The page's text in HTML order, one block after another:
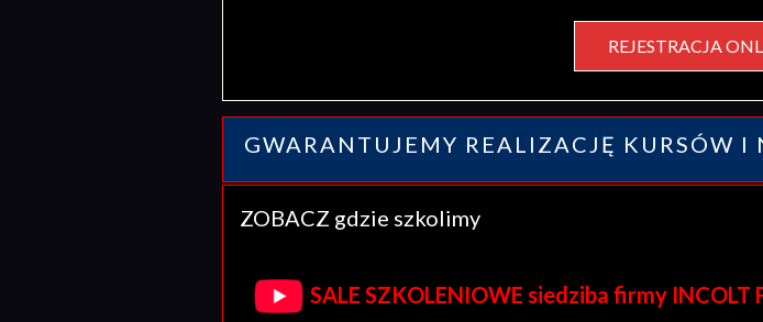
REJESTRACJA
GWARANTUJEMY REALIZACJĘ KURSÓW
ZOBACZ gdzie szkolimy
SALE SZKOLENIOWE siedziba firmy INCOLT